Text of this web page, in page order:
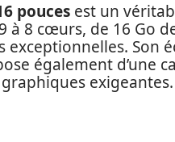
pouces est un
8 cœurs, de 16 Go
Son
également d’une